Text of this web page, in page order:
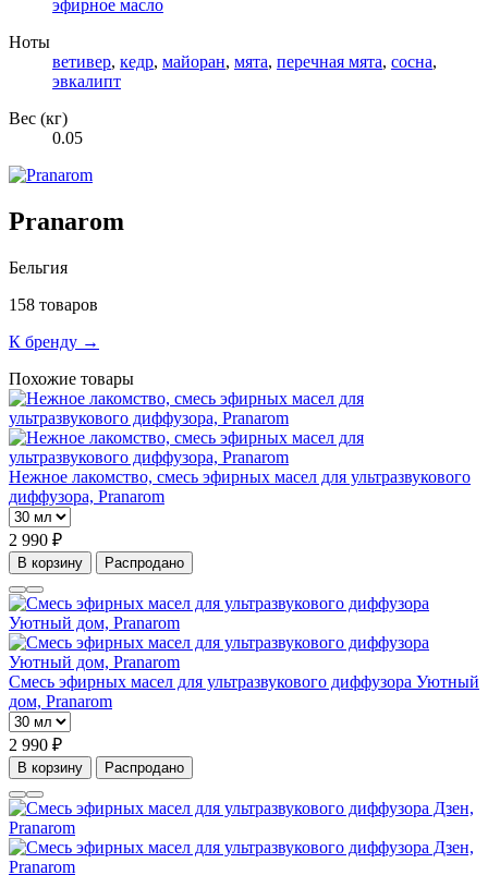
эфирное масло
Ноты
ветивер, кедр, майоран, мята, перечная мята, сосна,
эвкалипт
Вес (кг)
0.05
Pranarom
Бельгия
158 товаров
К бренду →
Похожие товары
Нежное лакомство, смесь эфирных масел для ультразвукового
диффузора, Pranarom
2 990 ₽
В корзину Распродано
Смесь эфирных масел для ультразвукового диффузора Уютный
дом, Pranarom
2 990 ₽
В корзину Распродано